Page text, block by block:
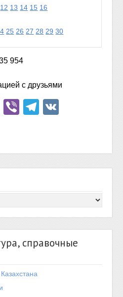
12 13 14 15 16
25 26 27 28 29 30
954
с друзьями
WhatsApp
ViberTelegram
справочные